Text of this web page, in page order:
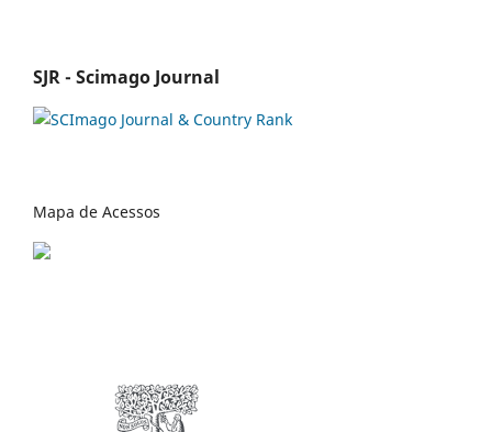
SJR - Scimago Journal
Mapa de Acessos